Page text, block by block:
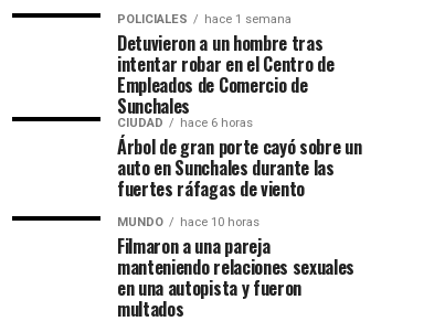
POLICIALES hace 1 semana
Detuvieron a un hombre tras
intentar robar en el Centro de
Empleados de Comercio de
Sunchales
CIUDAD hace 6 horas
Árbol de gran porte cayó sobre un
auto en Sunchales durante las
fuertes ráfagas de viento
MUNDO hace 10 horas
Filmaron a una pareja
manteniendo relaciones sexuales
en una autopista y fueron
multados